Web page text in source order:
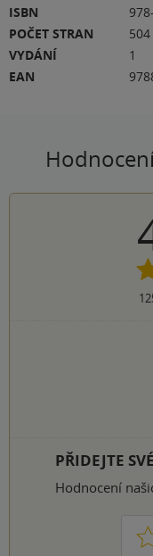
ISBN
POČET STRAN
504
VYDÁNÍ
1
EAN
PŘIDEJTE
Hodnocení